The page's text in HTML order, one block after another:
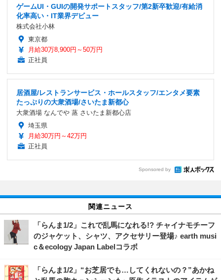
ゲームUI・GUIの開発サポートスタッフ/第2新卒歓迎/有給消
化率高い・IT業界デビュー
株式会社小林
東京都
月給30万8,900円～50万円
正社員
居酒屋/レストランサービス・ホールスタッフ/エンタメ要素
たっぷりの大衆酒場/さいたま新都心
大衆酒場 なんでや 蒸 さいたま新都心店
埼玉県
月給30万円～42万円
正社員
Sponsored by
関連ニュース
「らんま1/2」これで乱馬になれる!? チャイナモチーフ
のジャケット、シャツ、アクセサリー登場♪ earth musi
c＆ecology Japan Labelコラボ
「らんま1/2」“お芝居でも…してくれないの？”あかね